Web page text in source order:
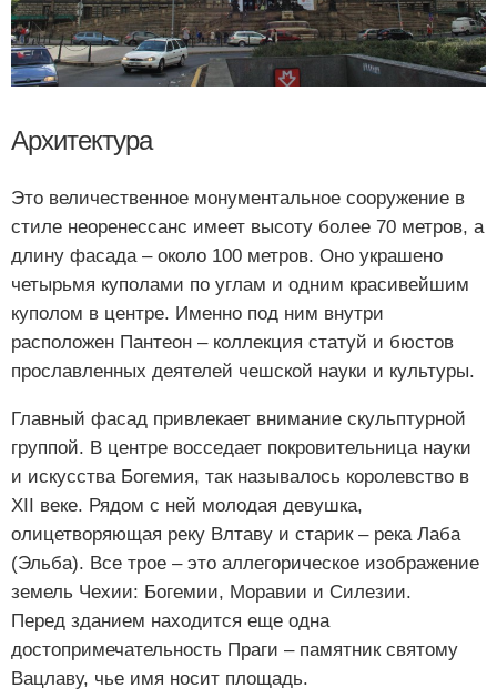
Архитектура
Это величественное монументальное сооружение в
стиле неоренессанс имеет высоту более 70 метров, а
длину фасада – около 100 метров. Оно украшено
четырьмя куполами по углам и одним красивейшим
куполом в центре. Именно под ним внутри
расположен Пантеон – коллекция статуй и бюстов
прославленных деятелей чешской науки и культуры.
Главный фасад привлекает внимание скульптурной
группой. В центре восседает покровительница науки
и искусства Богемия, так называлось королевство в
XII веке. Рядом с ней молодая девушка,
олицетворяющая реку Влтаву и старик – река Лаба
(Эльба). Все трое – это аллегорическое изображение
земель Чехии: Богемии, Моравии и Силезии.
Перед зданием находится еще одна
достопримечательность Праги – памятник святому
Вацлаву, чье имя носит площадь.